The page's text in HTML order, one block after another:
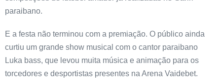
paraibano.
E a festa não terminou com a premiação. O público ainda
curtiu um grande show musical com o cantor paraibano
Luka bass, que levou muita música e animação para os
torcedores e desportistas presentes na Arena Vaidebet.